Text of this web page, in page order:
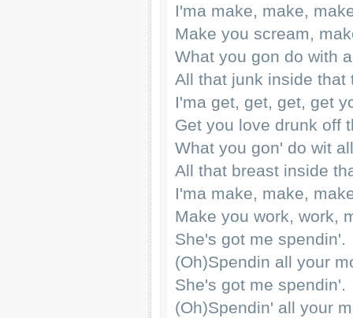
I'ma make, make,
Make you scream,
What you gon do with
All that junk inside that
I'ma get, get, get, get
Get you love drunk off
What you gon' do wit
All that breast inside
I'ma make, make,
Make you work, work,
She's got me spendin'.
(Oh)Spendin all your
She's got me spendin'.
(Oh)Spendin' all your